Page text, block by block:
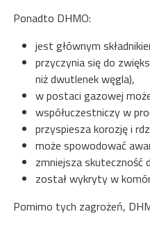
Ponadto DHMO:
jest głównym
przyczynia się do
niż dwutlenek węgla),
w postaci gazowej
współuczestniczy w
przyspiesza korozję i
może spowodować
zmniejsza skuteczność
został wykryty w
Pomimo tych zagrożeń,